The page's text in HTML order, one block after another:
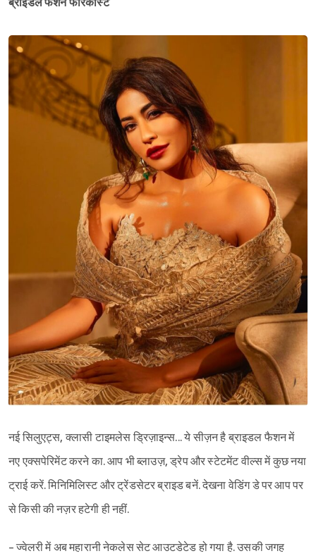
ब्राइडल फैशन फोरकास्ट
नई सिलुएट्स, क्लासी टाइमलेस ड्रिज़ाइन्स... ये सीज़न है ब्राइडल फैशन में
नए एक्सपेरिमेंट करने का. आप भी ब्लाउज़, ड्रेप और स्टेटमेंट वील्स में कुछ नया
ट्राई करें. मिनिमिलिस्ट और ट्रेंडसेटर ब्राइड बनें. देखना वेडिंग डे पर आप पर
से किसी की नज़र हटेगी ही नहीं.
- ज्वेलरी में अब महारानी नेकलेस सेट आउटडेटेड हो गया है. उसकी जगह